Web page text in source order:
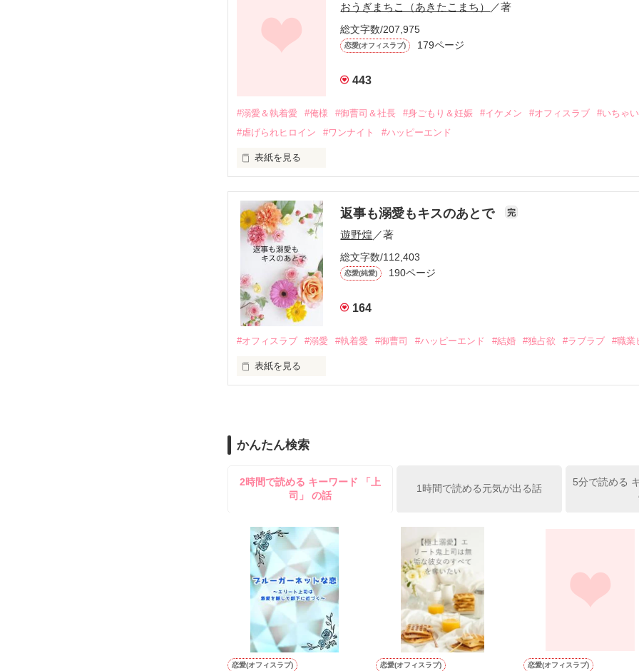
しかし、ある出来事をきっかけに二人の関係は壊れてしまう。
関係修復もできないまま、美桜は両親の離婚によって
引っ越すことになり、哲平とも離れ離れになった。
そして、ひょんなことから
酔った勢いで一夜を共にしてしまった。
さらに、美桜が初めてだと知った哲平は
甘やかしてくる。
そんなある日、哲平は美桜がストーカー被害に
遭っていることを知る。
美桜を守るため、哲平は同居を提案してきて――。
夏木美桜(なつきみお)
✕
鳴海哲平 (なるみてっぺい)
止まっていたはずの二人の時間が、再び動き出す。
作品を読む
おうぎまちこ（あきたこまち） ／著
総文字数/207,975
恋愛(オフィスラブ) 179ページ
443
#溺愛＆執着愛 #俺様 #御曹司＆社長 #身ごもり＆妊娠 #イケメン #オフィスラブ
#いちゃ
#虐げられヒロイン
#ワンナイト #ハッピーエンド
表紙を見る
帰国後、美桜は新しい職場でワンナイトした美青年と再会。なんと彼の正体は、とあ
も関わらず、一族を離れて起業した新進気鋭の実業家、社内でも冷徹だと評判な社長
人だったのだ――！
なぜか恭司から飼い猫の世話係を命じられた美桜は、猫の世話を口実にしばしば呼び
返事も溺愛もキスのあとで 完
遊野煌 ／著
総文字数/112,403
恋愛(純愛) 190ページ
164
#オフィスラブ #溺愛 #執着愛 #御曹司 #ハッピーエンド #結婚 #独占欲 #ラブラブ #職業
表紙を見る
雪瀬鷹哉（29）が『──俺と結婚してくれないか』といきなりプロポーズをしてきた上
鷹哉『宜しくな、俺の雛子』🦅
雛子『俺の……ひぃ、雛子？！！！』🐥
シゴデキで冷徹な上司が見せる素顔は、なぜか想像以上に甘くて……🐥💓🦅
※表紙も作中使用の画像も全てフリー素材です。
※執筆期間2026.6.3〜7.20完結です。
※他サイトさんにて恋愛トレンド1位でした〜良かったら読んで頂けると嬉しいです。
作品を読む
かんたん検索
2時間で読める キーワード 「上
司」 の話
1時間で読める元気が出る話
5分で読める
恋愛(オフィスラブ) 恋愛(オフィスラブ) 恋愛(オフィスラブ)